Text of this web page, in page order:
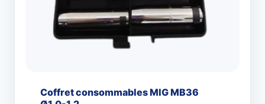
Coffret consommables MIG MB36